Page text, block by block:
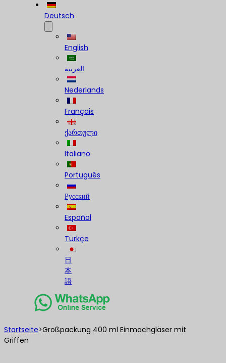
Deutsch
English
العربية
Nederlands
Français
ქართული
Italiano
Português
Русский
Español
Türkçe
日
本
語
Startseite>Großpackung 400 ml Einmachgläser mit
Griffen